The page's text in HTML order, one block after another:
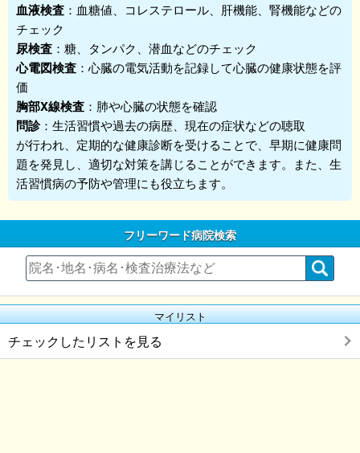
血液検査 ：血糖値、コレステロール、肝機能、腎機能などの
チェック
尿検査 ：糖、タンパク、潜血などのチェック
心電図検査 ：心臓の電気活動を記録して心臓の健康状態を評
価
胸部X線検査 ：肺や心臓の状態を確認
問診：生活習慣や過去の病歴、現在の症状などの聴取
が行われ、定期的な健康診断を受けることで、早期に健康問
題を発見し、適切な対策を講じることができます。また、生
活習慣病の予防や管理にも役立ちます。
フリーワード病院検索
マイリスト
チェックしたリストを見る